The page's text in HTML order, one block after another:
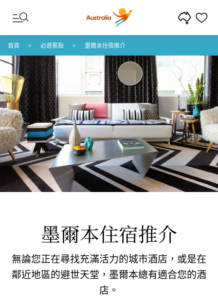
跳至內容
跳至頁尾導覽
首頁 必遊景點 墨爾本住宿推介
墨爾本住宿推介
無論您正在尋找充滿活力的城市酒店，或是在
鄰近地區的避世天堂，墨爾本總有適合您的酒
店。